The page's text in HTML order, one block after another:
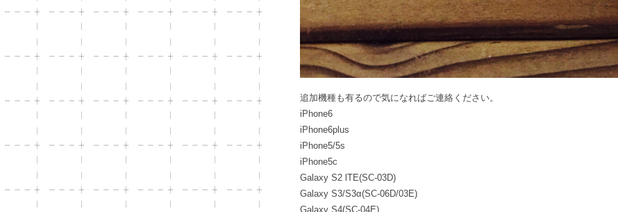
追加機種も有るので気になればご連絡ください。
iPhone6
iPhone6plus
iPhone5/5s
iPhone5c
Galaxy S2 lTE(SC-03D)
Galaxy S3/S3α(SC-06D/03E)
Galaxy S4(SC-04E)